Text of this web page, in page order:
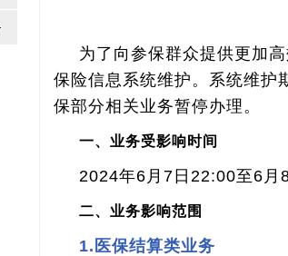
为了向参保群众提供更加
保险信息系统维护。系统维护
保部分相关业务暂停办理。
一、业务受影响时间
2024年6月7日22:00至6月
二、业务影响范围
1. 医保结算类业务